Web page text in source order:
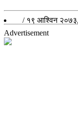
/ १९ आश्विन
Advertisement